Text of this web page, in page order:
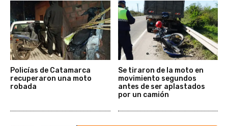
Policías de Catamarca
recuperaron una moto
robada
Se tiraron de la moto en
movimiento segundos
antes de ser aplastados
por un camión